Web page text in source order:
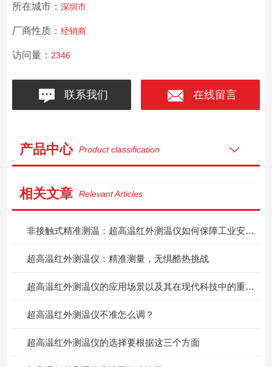
所在城市： 深圳市
厂商性质： 经销商
访问量： 2346
联系我们 在线留言
产品中心 Product classification
相关文章 Relevant Articles
非接触式精准测温：超高温红外测温仪如何保障工业安全与质量？
超高温红外测温仪：精准测量，无惧酷热挑战
超高温红外测温仪的应用场景以及其在现代科技中的重要性
超高温红外测温仪不准怎么调？
超高温红外测温仪的选择要根据这三个方面